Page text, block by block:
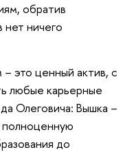
обратив
нет ничего
это ценный актив, с
любые карьерные
Олеговича: Вышка –
полноценную
до